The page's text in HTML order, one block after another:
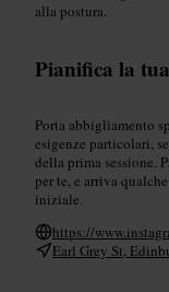
alla postura.
Pianifica la
Porta abbigliamento
esigenze particolari,
della prima sessione.
per te, e arriva
iniziale.
https://
Earl Grey St,